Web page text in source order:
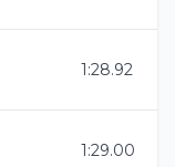
1:28.92
1:29.00